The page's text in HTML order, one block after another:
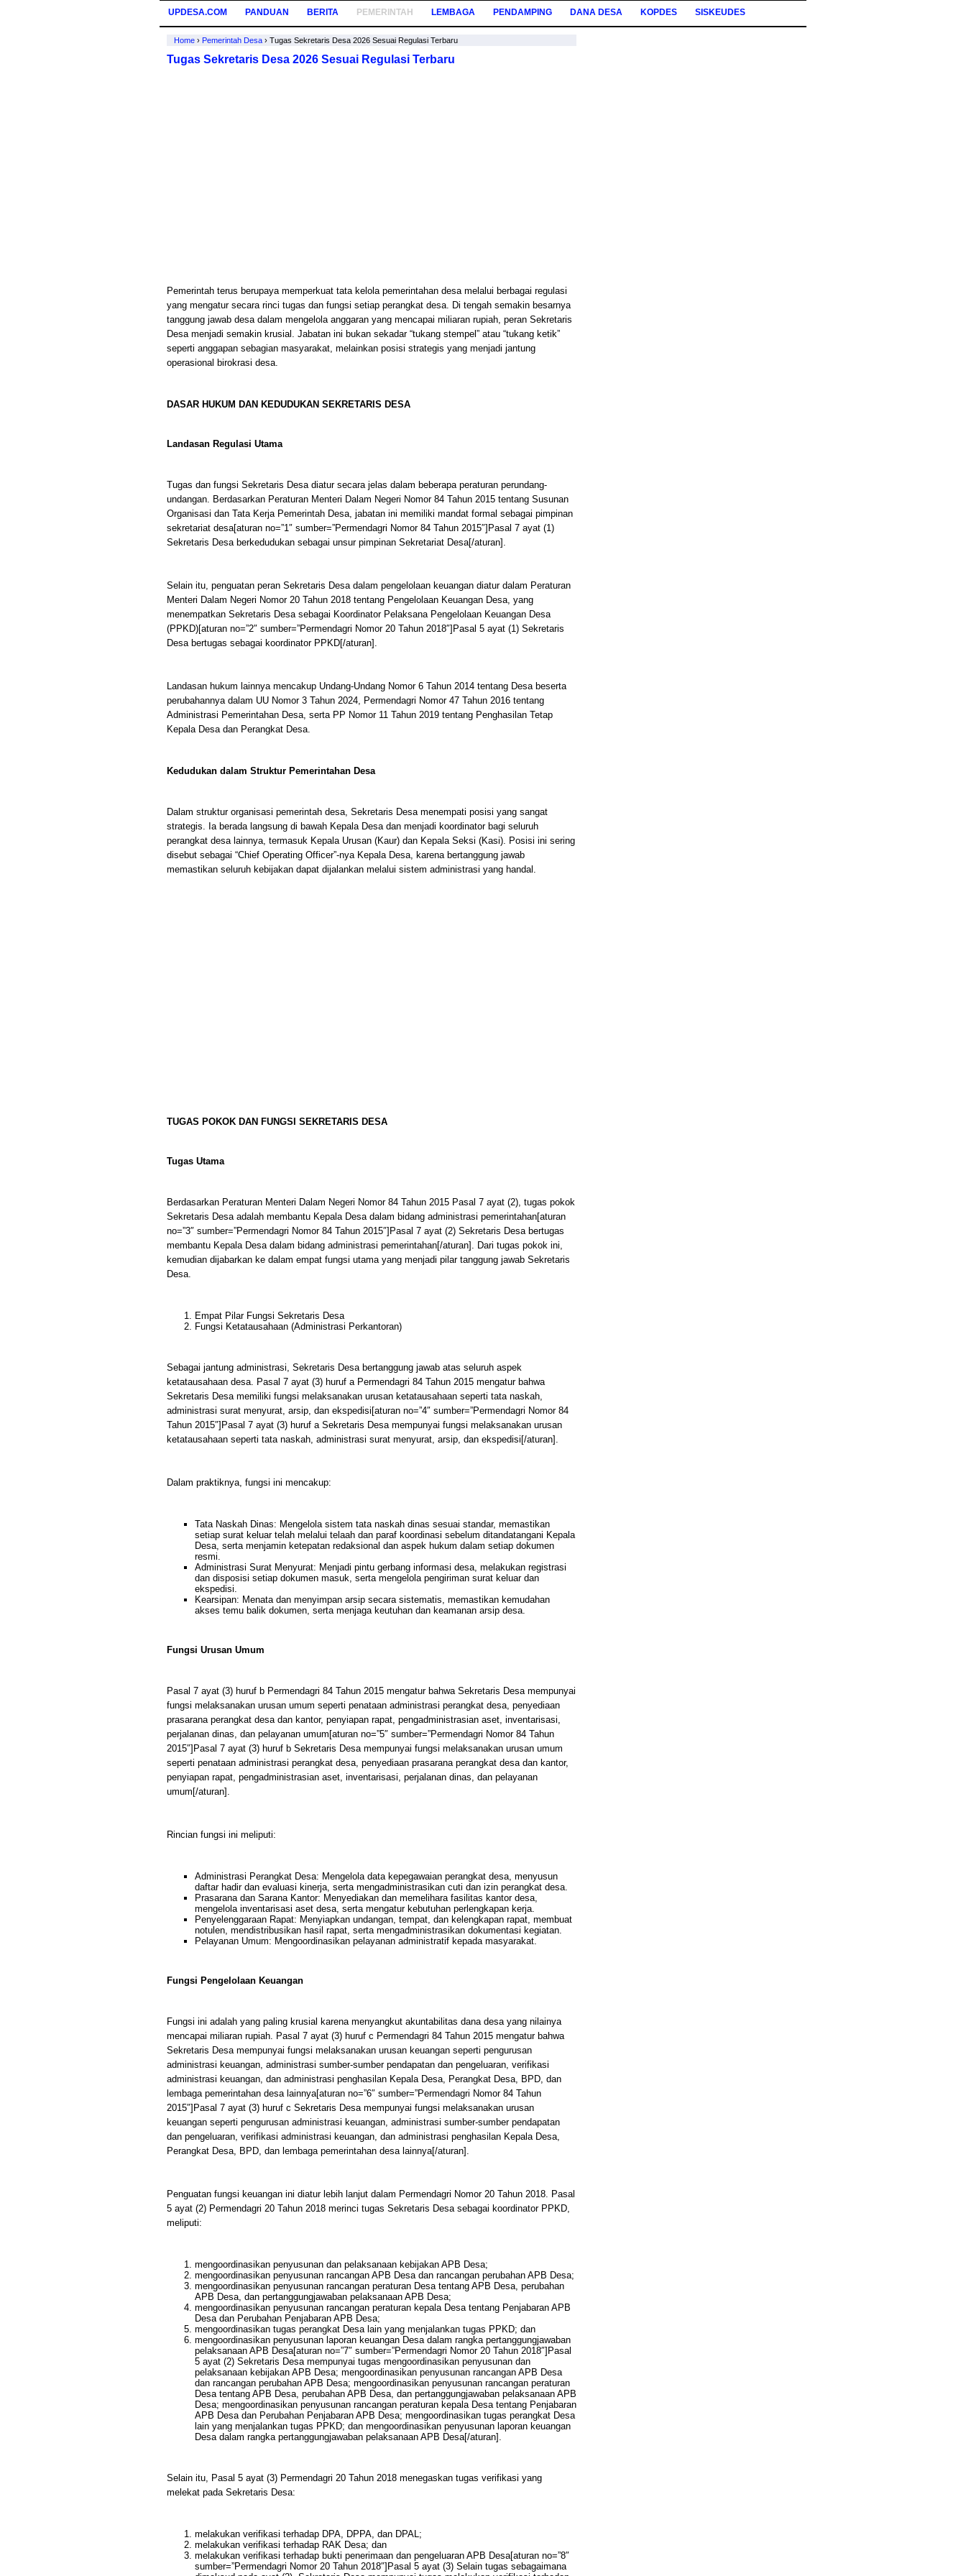
UPDESA.COM PANDUAN BERITA PEMERINTAH LEMBAGA PENDAMPING DANA DESA KOPDES SISKEUDES
Home › Pemerintah Desa › Tugas Sekretaris Desa 2026 Sesuai Regulasi Terbaru
Tugas Sekretaris Desa 2026 Sesuai Regulasi Terbaru
Pemerintah terus berupaya memperkuat tata kelola pemerintahan desa melalui berbagai regulasi
yang mengatur secara rinci tugas dan fungsi setiap perangkat desa. Di tengah semakin besarnya
tanggung jawab desa dalam mengelola anggaran yang mencapai miliaran rupiah, peran Sekretaris
Desa menjadi semakin krusial. Jabatan ini bukan sekadar “tukang stempel” atau “tukang ketik”
seperti anggapan sebagian masyarakat, melainkan posisi strategis yang menjadi jantung
operasional birokrasi desa.
DASAR HUKUM DAN KEDUDUKAN SEKRETARIS DESA
Landasan Regulasi Utama
Tugas dan fungsi Sekretaris Desa diatur secara jelas dalam beberapa peraturan perundang-
undangan. Berdasarkan Peraturan Menteri Dalam Negeri Nomor 84 Tahun 2015 tentang Susunan
Organisasi dan Tata Kerja Pemerintah Desa, jabatan ini memiliki mandat formal sebagai pimpinan
sekretariat desa[aturan no=”1″ sumber=”Permendagri Nomor 84 Tahun 2015″]Pasal 7 ayat (1)
Sekretaris Desa berkedudukan sebagai unsur pimpinan Sekretariat Desa[/aturan].
Selain itu, penguatan peran Sekretaris Desa dalam pengelolaan keuangan diatur dalam Peraturan
Menteri Dalam Negeri Nomor 20 Tahun 2018 tentang Pengelolaan Keuangan Desa, yang
menempatkan Sekretaris Desa sebagai Koordinator Pelaksana Pengelolaan Keuangan Desa
(PPKD)[aturan no=”2″ sumber=”Permendagri Nomor 20 Tahun 2018″]Pasal 5 ayat (1) Sekretaris
Desa bertugas sebagai koordinator PPKD[/aturan].
Landasan hukum lainnya mencakup Undang-Undang Nomor 6 Tahun 2014 tentang Desa beserta
perubahannya dalam UU Nomor 3 Tahun 2024, Permendagri Nomor 47 Tahun 2016 tentang
Administrasi Pemerintahan Desa, serta PP Nomor 11 Tahun 2019 tentang Penghasilan Tetap
Kepala Desa dan Perangkat Desa.
Kedudukan dalam Struktur Pemerintahan Desa
Dalam struktur organisasi pemerintah desa, Sekretaris Desa menempati posisi yang sangat
strategis. Ia berada langsung di bawah Kepala Desa dan menjadi koordinator bagi seluruh
perangkat desa lainnya, termasuk Kepala Urusan (Kaur) dan Kepala Seksi (Kasi). Posisi ini sering
disebut sebagai “Chief Operating Officer”-nya Kepala Desa, karena bertanggung jawab
memastikan seluruh kebijakan dapat dijalankan melalui sistem administrasi yang handal.
TUGAS POKOK DAN FUNGSI SEKRETARIS DESA
Tugas Utama
Berdasarkan Peraturan Menteri Dalam Negeri Nomor 84 Tahun 2015 Pasal 7 ayat (2), tugas pokok
Sekretaris Desa adalah membantu Kepala Desa dalam bidang administrasi pemerintahan[aturan
no=”3″ sumber=”Permendagri Nomor 84 Tahun 2015″]Pasal 7 ayat (2) Sekretaris Desa bertugas
membantu Kepala Desa dalam bidang administrasi pemerintahan[/aturan]. Dari tugas pokok ini,
kemudian dijabarkan ke dalam empat fungsi utama yang menjadi pilar tanggung jawab Sekretaris
Desa.
Empat Pilar Fungsi Sekretaris Desa
Fungsi Ketatausahaan (Administrasi Perkantoran)
Sebagai jantung administrasi, Sekretaris Desa bertanggung jawab atas seluruh aspek
ketatausahaan desa. Pasal 7 ayat (3) huruf a Permendagri 84 Tahun 2015 mengatur bahwa
Sekretaris Desa memiliki fungsi melaksanakan urusan ketatausahaan seperti tata naskah,
administrasi surat menyurat, arsip, dan ekspedisi[aturan no=”4″ sumber=”Permendagri Nomor 84
Tahun 2015″]Pasal 7 ayat (3) huruf a Sekretaris Desa mempunyai fungsi melaksanakan urusan
ketatausahaan seperti tata naskah, administrasi surat menyurat, arsip, dan ekspedisi[/aturan].
Dalam praktiknya, fungsi ini mencakup:
Tata Naskah Dinas: Mengelola sistem tata naskah dinas sesuai standar, memastikan
setiap surat keluar telah melalui telaah dan paraf koordinasi sebelum ditandatangani Kepala
Desa, serta menjamin ketepatan redaksional dan aspek hukum dalam setiap dokumen
resmi.
Administrasi Surat Menyurat: Menjadi pintu gerbang informasi desa, melakukan registrasi
dan disposisi setiap dokumen masuk, serta mengelola pengiriman surat keluar dan
ekspedisi.
Kearsipan: Menata dan menyimpan arsip secara sistematis, memastikan kemudahan
akses temu balik dokumen, serta menjaga keutuhan dan keamanan arsip desa.
Fungsi Urusan Umum
Pasal 7 ayat (3) huruf b Permendagri 84 Tahun 2015 mengatur bahwa Sekretaris Desa mempunyai
fungsi melaksanakan urusan umum seperti penataan administrasi perangkat desa, penyediaan
prasarana perangkat desa dan kantor, penyiapan rapat, pengadministrasian aset, inventarisasi,
perjalanan dinas, dan pelayanan umum[aturan no=”5″ sumber=”Permendagri Nomor 84 Tahun
2015″]Pasal 7 ayat (3) huruf b Sekretaris Desa mempunyai fungsi melaksanakan urusan umum
seperti penataan administrasi perangkat desa, penyediaan prasarana perangkat desa dan kantor,
penyiapan rapat, pengadministrasian aset, inventarisasi, perjalanan dinas, dan pelayanan
umum[/aturan].
Rincian fungsi ini meliputi:
Administrasi Perangkat Desa: Mengelola data kepegawaian perangkat desa, menyusun
daftar hadir dan evaluasi kinerja, serta mengadministrasikan cuti dan izin perangkat desa.
Prasarana dan Sarana Kantor: Menyediakan dan memelihara fasilitas kantor desa,
mengelola inventarisasi aset desa, serta mengatur kebutuhan perlengkapan kerja.
Penyelenggaraan Rapat: Menyiapkan undangan, tempat, dan kelengkapan rapat, membuat
notulen, mendistribusikan hasil rapat, serta mengadministrasikan dokumentasi kegiatan.
Pelayanan Umum: Mengoordinasikan pelayanan administratif kepada masyarakat.
Fungsi Pengelolaan Keuangan
Fungsi ini adalah yang paling krusial karena menyangkut akuntabilitas dana desa yang nilainya
mencapai miliaran rupiah. Pasal 7 ayat (3) huruf c Permendagri 84 Tahun 2015 mengatur bahwa
Sekretaris Desa mempunyai fungsi melaksanakan urusan keuangan seperti pengurusan
administrasi keuangan, administrasi sumber-sumber pendapatan dan pengeluaran, verifikasi
administrasi keuangan, dan administrasi penghasilan Kepala Desa, Perangkat Desa, BPD, dan
lembaga pemerintahan desa lainnya[aturan no=”6″ sumber=”Permendagri Nomor 84 Tahun
2015″]Pasal 7 ayat (3) huruf c Sekretaris Desa mempunyai fungsi melaksanakan urusan
keuangan seperti pengurusan administrasi keuangan, administrasi sumber-sumber pendapatan
dan pengeluaran, verifikasi administrasi keuangan, dan administrasi penghasilan Kepala Desa,
Perangkat Desa, BPD, dan lembaga pemerintahan desa lainnya[/aturan].
Penguatan fungsi keuangan ini diatur lebih lanjut dalam Permendagri Nomor 20 Tahun 2018. Pasal
5 ayat (2) Permendagri 20 Tahun 2018 merinci tugas Sekretaris Desa sebagai koordinator PPKD,
meliputi:
mengoordinasikan penyusunan dan pelaksanaan kebijakan APB Desa;
mengoordinasikan penyusunan rancangan APB Desa dan rancangan perubahan APB Desa;
mengoordinasikan penyusunan rancangan peraturan Desa tentang APB Desa, perubahan
APB Desa, dan pertanggungjawaban pelaksanaan APB Desa;
mengoordinasikan penyusunan rancangan peraturan kepala Desa tentang Penjabaran APB
Desa dan Perubahan Penjabaran APB Desa;
mengoordinasikan tugas perangkat Desa lain yang menjalankan tugas PPKD; dan
mengoordinasikan penyusunan laporan keuangan Desa dalam rangka pertanggungjawaban
pelaksanaan APB Desa[aturan no=”7″ sumber=”Permendagri Nomor 20 Tahun 2018″]Pasal
5 ayat (2) Sekretaris Desa mempunyai tugas mengoordinasikan penyusunan dan
pelaksanaan kebijakan APB Desa; mengoordinasikan penyusunan rancangan APB Desa
dan rancangan perubahan APB Desa; mengoordinasikan penyusunan rancangan peraturan
Desa tentang APB Desa, perubahan APB Desa, dan pertanggungjawaban pelaksanaan APB
Desa; mengoordinasikan penyusunan rancangan peraturan kepala Desa tentang Penjabaran
APB Desa dan Perubahan Penjabaran APB Desa; mengoordinasikan tugas perangkat Desa
lain yang menjalankan tugas PPKD; dan mengoordinasikan penyusunan laporan keuangan
Desa dalam rangka pertanggungjawaban pelaksanaan APB Desa[/aturan].
Selain itu, Pasal 5 ayat (3) Permendagri 20 Tahun 2018 menegaskan tugas verifikasi yang
melekat pada Sekretaris Desa:
melakukan verifikasi terhadap DPA, DPPA, dan DPAL;
melakukan verifikasi terhadap RAK Desa; dan
melakukan verifikasi terhadap bukti penerimaan dan pengeluaran APB Desa[aturan no=”8″
sumber=”Permendagri Nomor 20 Tahun 2018″]Pasal 5 ayat (3) Selain tugas sebagaimana